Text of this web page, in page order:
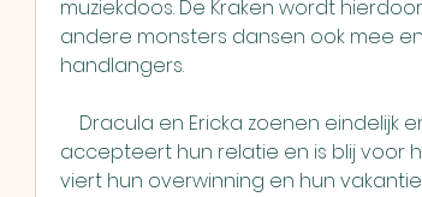
muziekdoos. De Kraken wordt
andere monsters dansen ook mee
handlangers.
accepteert hun relatie en is blij voor
viert hun overwinning en hun